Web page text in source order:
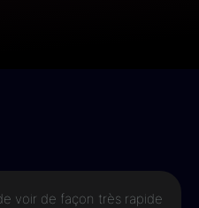
voir de façon très rapide